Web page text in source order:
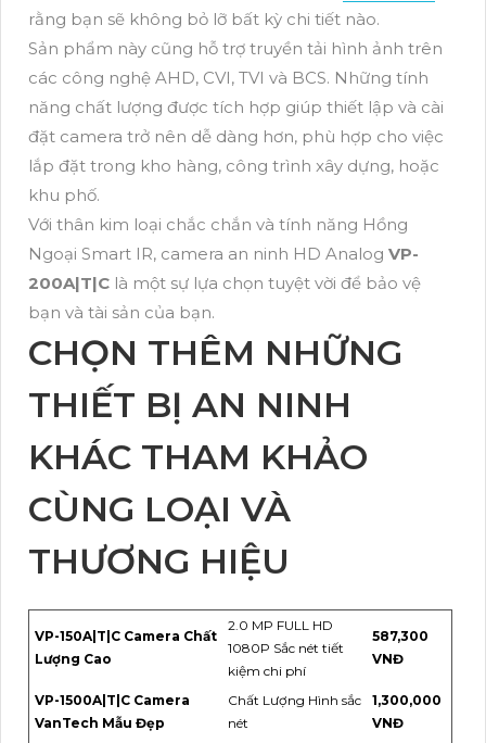
rằng bạn sẽ không bỏ lỡ bất kỳ chi tiết nào.
Sản phẩm này cũng hỗ trợ truyền tải hình ảnh trên
các công nghệ AHD, CVI, TVI và BCS. Những tính
năng chất lượng được tích hợp giúp thiết lập và cài
đặt camera trở nên dễ dàng hơn, phù hợp cho việc
lắp đặt trong kho hàng, công trình xây dựng, hoặc
khu phố.
Với thân kim loại chắc chắn và tính năng Hồng
Ngoại Smart IR, camera an ninh HD Analog VP-
200A|T|C là một sự lựa chọn tuyệt vời để bảo vệ
bạn và tài sản của bạn.
CHỌN THÊM NHỮNG
THIẾT BỊ AN NINH
KHÁC THAM KHẢO
CÙNG LOẠI VÀ
THƯƠNG HIỆU
VP-150A|T|C Camera Chất
Lượng Cao
2.0 MP FULL HD
1080P Sắc nét tiết
kiệm chi phí
587,300
VNĐ
VP-1500A|T|C Camera
VanTech Mẫu Đẹp
Chất Lượng Hình sắc
nét
1,300,000
VNĐ